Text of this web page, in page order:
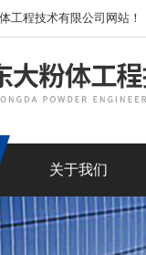
工程技术有限公司网站！
关于我们